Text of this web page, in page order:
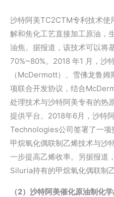
沙特阿美TC2CTM专利技术使
解和焦化工艺直接加工原油，
油焦。据报道，该技术可以将
70%~80%。2018 年1 月，沙
（McDermott）、雪佛龙鲁
项联合开发协议，结合
处理技术与沙特阿美专有的热
提供平台。2018年6月，沙特
Technologies公司签署了一
甲烷氧化偶联制乙烯技术与沙
一步提高乙烯收率。另据报道
Siluria持有的甲烷氧化偶联制
（2）沙特阿美催化原油制化